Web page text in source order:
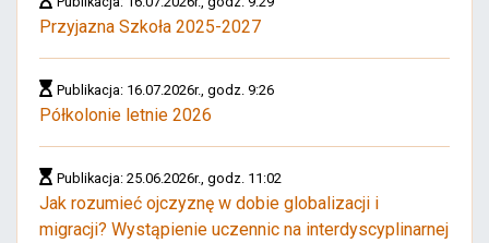
Przyjazna Szkoła 2025-2027
Publikacja: 16.07.2026r., godz. 9:26
Półkolonie letnie 2026
Publikacja: 25.06.2026r., godz. 11:02
Jak rozumieć ojczyznę w dobie globalizacji i
migracji? Wystąpienie uczennic na interdyscyplinarnej